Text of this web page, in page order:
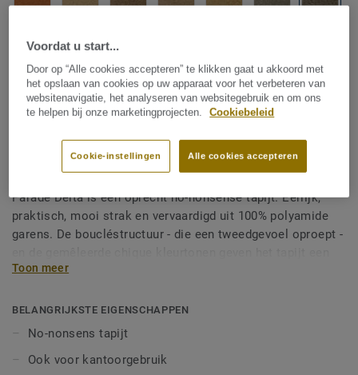
Kamerbreed tapijt |Vloerkleden op maat
Parade Delta - Parade Delta
B206 196 E1 400
Parade Delta is een oprecht no-nonsense tapijt. Eerlijk,
praktisch, mooi strak en vervaardigd uit 100% polyamide
garens. De boucléstructuur - die een tweedgevoel oproept -
levendig karakter, zonder dat het dominant of opdringerig
Toon meer
BELANGRIJKSTE EIGENSCHAPPEN
No-nonsens tapijt
Ook voor kantoorgebruik
Voordat u start...
Door op “Alle cookies accepteren” te klikken gaat u akkoord met
het opslaan van cookies op uw apparaat voor het verbeteren van
websitenavigatie, het analyseren van websitegebruik en om ons
te helpen bij onze marketingprojecten.
Cookiebeleid
Alle cookies accepteren
Cookie-instellingen